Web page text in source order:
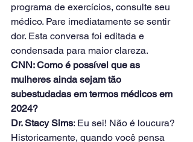
programa de exercícios, consulte seu
médico. Pare imediatamente se sentir
dor. Esta conversa foi editada e
condensada para maior clareza.
CNN: Como é possível que as
mulheres ainda sejam tão
subestudadas em termos médicos em
2024?
Dr. Stacy Sims: Eu sei! Não é loucura?
Historicamente, quando você pensa